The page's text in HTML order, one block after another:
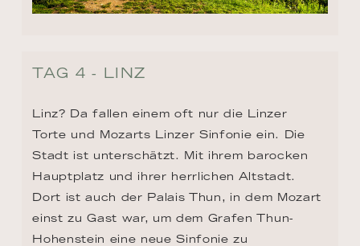
TAG 4 - LINZ
Linz? Da fallen einem oft nur die Linzer
Torte und Mozarts Linzer Sinfonie ein. Die
Stadt ist unterschätzt. Mit ihrem barocken
Hauptplatz und ihrer herrlichen Altstadt.
Dort ist auch der Palais Thun, in dem Mozart
einst zu Gast war, um dem Grafen Thun-
Hohenstein eine neue Sinfonie zu